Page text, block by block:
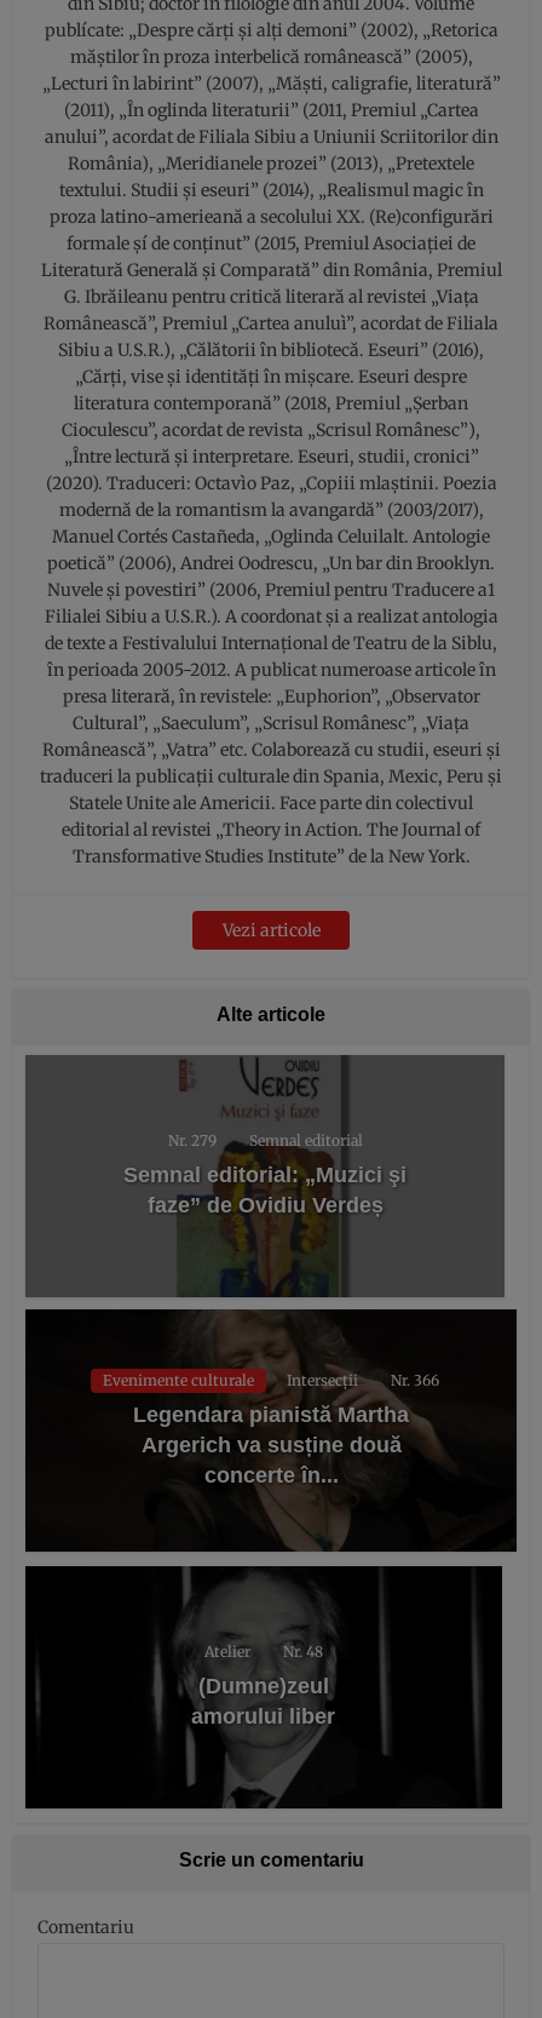
publícate: „Despre cărți și alți demoni” (2002), „Retorica
măştilor în proza interbelică românească” (2005),
„Lecturi în labirint” (2007), „Măşti, caligrafie, literatură”
(2011), „În oglinda literaturii” (2011, Premiul „Cartea
anului”, acordat de Filiala Sibiu a Uniunii Scriitorilor din
România), „Meridianele prozei” (2013), „Pretextele
textului. Studii și eseuri” (2014), „Realismul magic în
proza latino-amerieană a secolului XX. (Re)configurări
formale şí de conținut” (2015, Premiul Asociației de
Literatură Generală și Comparată” din România, Premiul
G. Ibrăileanu pentru critică literară al revistei „Viața
Românească”, Premiul „Cartea anuluì”, acordat de Filiala
Sibiu a U.S.R.), „Călătorii în bibliotecă. Eseuri” (2016),
„Cărți, vise și identități în mișcare. Eseuri despre
literatura contemporană” (2018, Premiul „Șerban
Cioculescu”, acordat de revista „Scrisul Românesc”),
„Între lectură și interpretare. Eseuri, studii, cronici”
(2020). Traduceri: Octavìo Paz, „Copiii mlaștinii. Poezia
modernă de la romantism la avangardă” (2003/2017),
Manuel Cortés Castañeda, „Oglinda Celuilalt. Antologie
poetică” (2006), Andrei Oodrescu, „Un bar din Brooklyn.
Nuvele şi povestiri” (2006, Premiul pentru Traducere a1
Filialei Sibiu a U.S.R.). A coordonat şi a realizat antologia
de texte a Festivalului Internațional de Teatru de la Siblu,
în perioada 2005-2012. A publicat numeroase articole în
presa literară, în revistele: „Euphorion”, „Observator
Cultural”, „Saeculum”, „Scrisul Românesc”, „Viața
Românească”, „Vatra” etc. Colaborează cu studii, eseuri şi
traduceri la publicații culturale din Spania, Mexic, Peru şi
Statele Unite ale Americii. Face parte din colectivul
editorial al revistei „Theory in Action. The Journal of
Transformative Studies Institute” de la New York.
Vezi articole
Alte articole
Nr. 279 Semnal editorial
Semnal editorial: „Muzici şi
faze” de Ovidiu Verdeș
Evenimente culturale Intersecții Nr. 366
Legendara pianistă Martha
Argerich va susține două
concerte în...
Atelier Nr. 48
(Dumne)zeul
amorului liber
Scrie un comentariu
Comentariu